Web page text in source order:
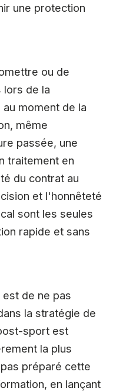
une protection
ou de
lors de la
moment de la
même
passée, une
traitement en
du contrat au
et l'honnêteté
sont les seules
rapide et sans
de ne pas
la stratégie de
sport est
la plus
préparé cette
en lançant